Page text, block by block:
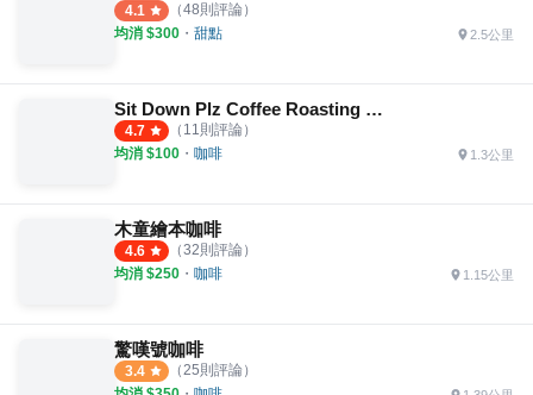
4.1 （48則評論）
均消 $300 ・ 甜點 2.5公里
Sit Down Plz Coffee Roasting 西當･普里斯
4.7 （ 11則評論）
均消 $100 ・ 咖啡 1.3公里
木童繪本咖啡
4.6 （32則評論）
均消 $250 ・ 咖啡 1.15公里
驚嘆號咖啡
3.4 （25則評論）